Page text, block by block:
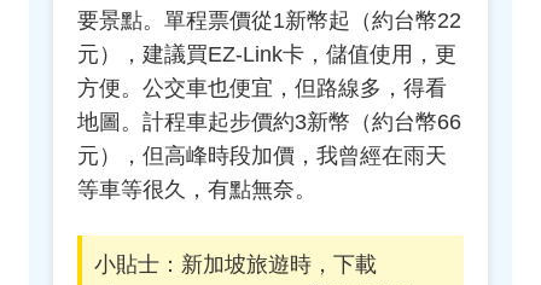
要景點。單程票價從1新幣起（約台幣22
元），建議買EZ-Link卡，儲值使用，更
方便。公交車也便宜，但路線多，得看
地圖。計程車起步價約3新幣（約台幣66
元），但高峰時段加價，我曾經在雨天
等車等很久，有點無奈。
小貼士：新加坡旅遊時，下載